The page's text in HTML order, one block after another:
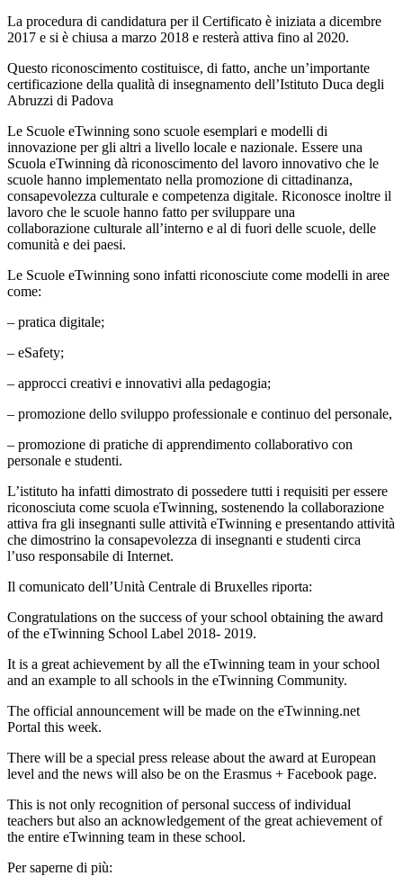
La procedura di candidatura per il Certificato è iniziata a dicembre
2017 e si è chiusa a marzo 2018 e resterà attiva fino al 2020.
Questo riconoscimento costituisce, di fatto, anche un’importante
certificazione della qualità di insegnamento dell’Istituto Duca degli
Abruzzi di Padova
Le Scuole eTwinning sono scuole esemplari e modelli di
innovazione per gli altri a livello locale e nazionale. Essere una
Scuola eTwinning dà riconoscimento del lavoro innovativo che le
scuole hanno implementato nella promozione di cittadinanza,
consapevolezza culturale e competenza digitale. Riconosce inoltre il
lavoro che le scuole hanno fatto per sviluppare una
collaborazione culturale all’interno e al di fuori delle scuole, delle
comunità e dei paesi.
Le Scuole eTwinning sono infatti riconosciute come modelli in aree
come:
– pratica digitale;
– eSafety;
– approcci creativi e innovativi alla pedagogia;
– promozione dello sviluppo professionale e continuo del personale,
– promozione di pratiche di apprendimento collaborativo con
personale e studenti.
L’istituto ha infatti dimostrato di possedere tutti i requisiti per essere
riconosciuta come scuola eTwinning, sostenendo la collaborazione
attiva fra gli insegnanti sulle attività eTwinning e presentando attività
che dimostrino la consapevolezza di insegnanti e studenti circa
l’uso responsabile di Internet.
Il comunicato dell’Unità Centrale di Bruxelles riporta:
Congratulations on the success of your school obtaining the award
of the eTwinning School Label 2018- 2019.
It is a great achievement by all the eTwinning team in your school
and an example to all schools in the eTwinning Community.
The official announcement will be made on the eTwinning.net
Portal this week.
There will be a special press release about the award at European
level and the news will also be on the Erasmus + Facebook page.
This is not only recognition of personal success of individual
teachers but also an acknowledgement of the great achievement of
the entire eTwinning team in these school.
Per saperne di più: